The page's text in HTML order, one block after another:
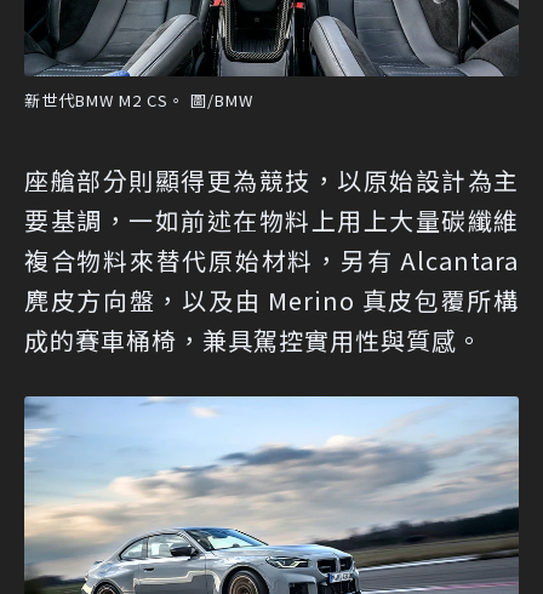
新世代BMW M2 CS。 圖/BMW
座艙部分則顯得更為競技，以原始設計為主
要基調，一如前述在物料上用上大量碳纖維
複合物料來替代原始材料，另有 Alcantara
麂皮方向盤，以及由 Merino 真皮包覆所構
成的賽車桶椅，兼具駕控實用性與質感。